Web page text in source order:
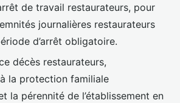
de travail restaurateurs, pour
journalières restaurateurs
d’arrêt obligatoire.
décès restaurateurs,
la protection familiale
la pérennité de l’établissement en